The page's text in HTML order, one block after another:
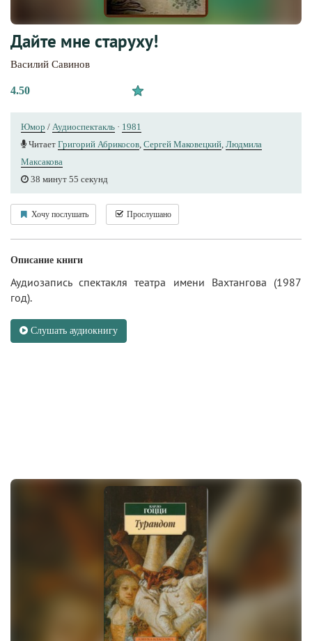
Дайте мне старуху!
Василий Савинов
4.50
Юмор / Аудиоспектакль · 1981
Читает Григорий Абрикосов, Сергей Маковецкий, Людмила
Максакова
38 минут 55 секунд
Хочу послушать Прослушано
Описание книги
Аудиозапись спектакля театра имени Вахтангова (1987
год).
Слушать аудиокнигу